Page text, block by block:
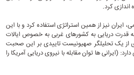
اندازی کرد.
نیز از همین استراتژی استفاده کرد و با این
قدرت دریایی به کشورهای غربی به خصوص ایالات
از یک تحلیلگر صهیونیست تاییدی بر این صحبت
(ایرانی ها توان مقابله با نیروی دریایی آمریکا را